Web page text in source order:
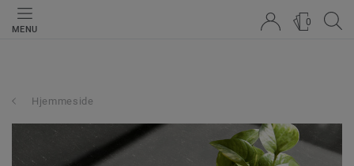
MENU
0
Hjemmeside